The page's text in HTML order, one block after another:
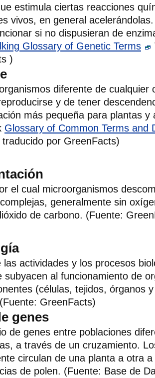
estimula ciertas reacciones
vivos, en general
si no dispusieran de
Glossary of Genetic Terms
)
diferente de cualquier
y de tener
más pequeña para plantas y
Glossary of Common Terms and
traducido por GreenFacts)
el cual microorganismos
generalmente sin
de carbono. (Fuente:
las actividades y los procesos
subyacen al funcionamiento de
(células, tejidos, órganos
GreenFacts)
genes
de genes entre poblaciones
a través de un cruzamiento.
circulan de una planta a otra
de polen. (Fuente: Base de